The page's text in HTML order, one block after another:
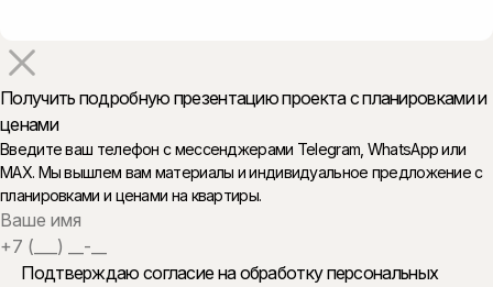
Получить подробную презентацию проекта с планировками и
ценами
Введите ваш телефон с мессенджерами Telegram, WhatsApp или
MAX. Мы вышлем вам материалы и индивидуальное предложение с
планировками и ценами на квартиры.
Подтверждаю согласие на обработку персональных